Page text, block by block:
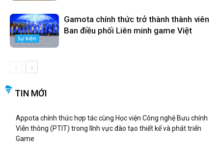
Sự kiện
Gamota chính thức trở thành thành viên
Ban điều phối Liên minh game Việt
TIN MỚI
Appota chính thức hợp tác cùng Học viện Công nghệ Bưu chính
Viễn thông (PTIT) trong lĩnh vực đào tạo thiết kế và phát triển
Game